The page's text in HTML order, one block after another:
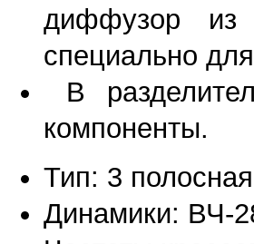
диффузор из
специально
В
компоненты.
Тип: 3
Динамики: ВЧ-